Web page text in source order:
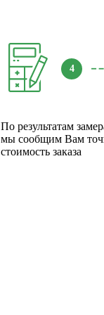
4
По результатам
мы сообщим Вам
стоимость заказа